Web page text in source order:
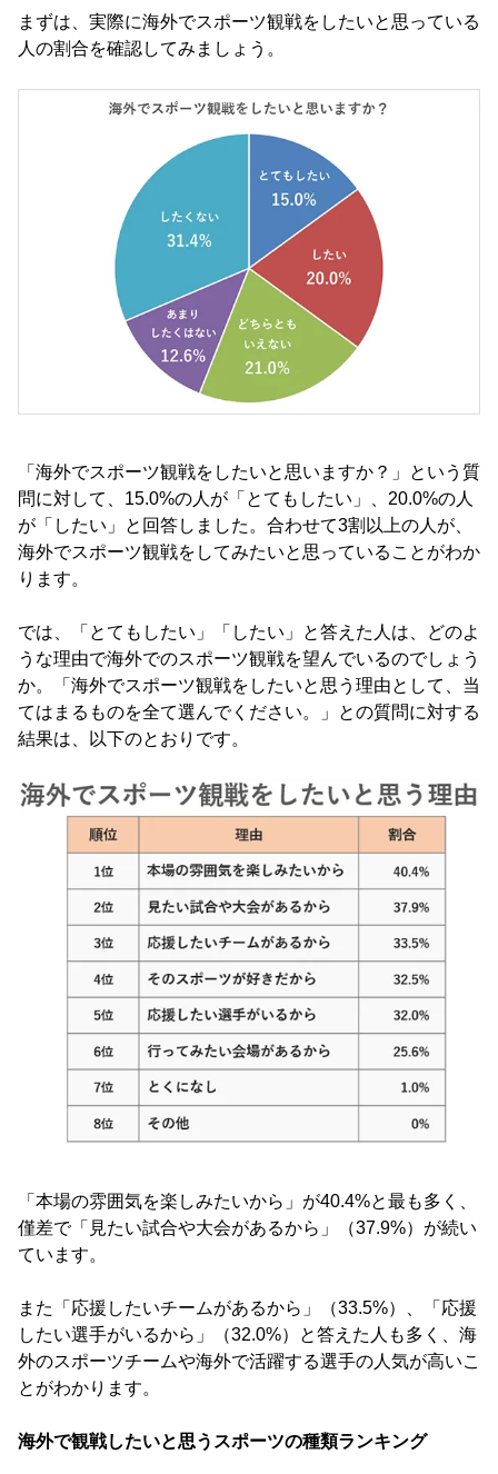
まずは、実際に海外でスポーツ観戦をしたいと思っている
人の割合を確認してみましょう。
「海外でスポーツ観戦をしたいと思いますか？」という質
問に対して、15.0%の人が「とてもしたい」、20.0%の人
が「したい」と回答しました。合わせて3割以上の人が、
海外でスポーツ観戦をしてみたいと思っていることがわか
ります。
では、「とてもしたい」「したい」と答えた人は、どのよ
うな理由で海外でのスポーツ観戦を望んでいるのでしょう
か。「海外でスポーツ観戦をしたいと思う理由として、当
てはまるものを全て選んでください。」との質問に対する
結果は、以下のとおりです。
「本場の雰囲気を楽しみたいから」が40.4%と最も多く、
僅差で「見たい試合や大会があるから」（37.9%）が続い
ています。
また「応援したいチームがあるから」（33.5%）、「応援
したい選手がいるから」（32.0%）と答えた人も多く、海
外のスポーツチームや海外で活躍する選手の人気が高いこ
とがわかります。
海外で観戦したいと思うスポーツの種類ランキング